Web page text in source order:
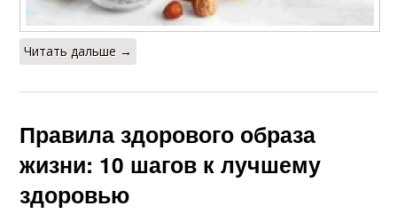
Читать дальше →
Правила здорового образа
жизни: 10 шагов к лучшему
здоровью